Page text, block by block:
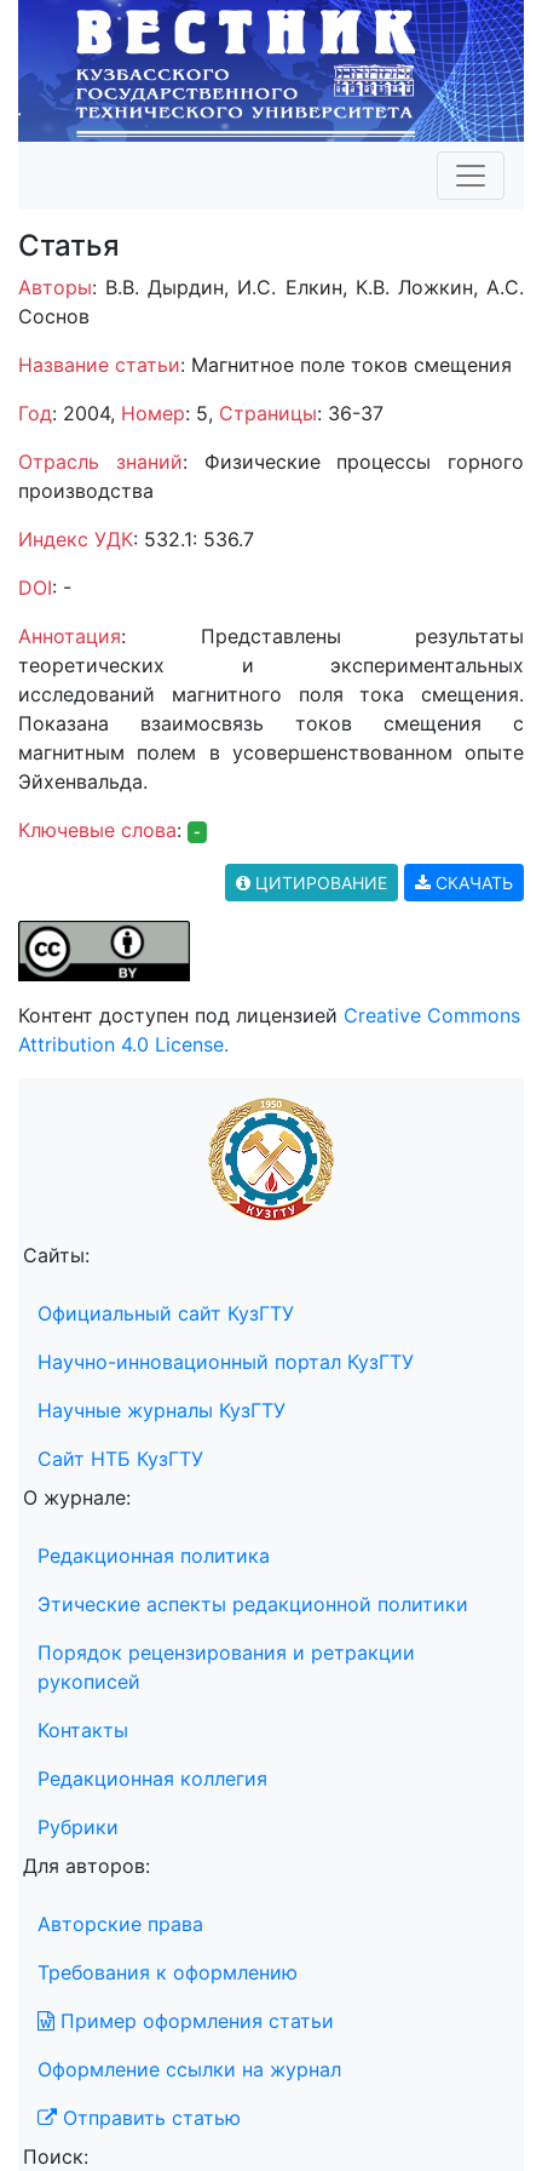
Статья
Авторы: В.В. Дырдин, И.С. Елкин, К.В. Ложкин, А.С.
Соснов
Название статьи: Магнитное поле токов смещения
Год: 2004, Номер: 5, Страницы: 36-37
Отрасль знаний: Физические процессы горного
производства
Индекс УДК: 532.1: 536.7
DOI: -
Аннотация: Представлены результаты
теоретических и экспериментальных
исследований магнитного поля тока смещения.
Показана взаимосвязь токов смещения с
магнитным полем в усовершенствованном опыте
Эйхенвальда.
Ключевые слова: -
ЦИТИРОВАНИЕ СКАЧАТЬ
Контент доступен под лицензией Creative Commons
Attribution 4.0 License.
Сайты:
Официальный сайт КузГТУ
Научно-инновационный портал КузГТУ
Научные журналы КузГТУ
Сайт НТБ КузГТУ
О журнале:
Редакционная политика
Этические аспекты редакционной политики
Порядок рецензирования и ретракции
рукописей
Контакты
Редакционная коллегия
Рубрики
Для авторов:
Авторские права
Требования к оформлению
Пример оформления статьи
Оформление ссылки на журнал
Отправить статью
Поиск: